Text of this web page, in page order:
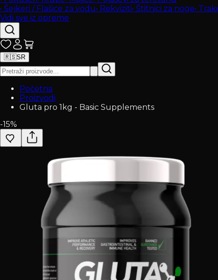
• Šejkeri / Flašice za vodu• Rekviziti• Štitnici za noge•
Vidi sve iz opreme
🇷🇸SR
Početna
Proizvodi
Gluta pro 1kg - Basic Supplements
-15%